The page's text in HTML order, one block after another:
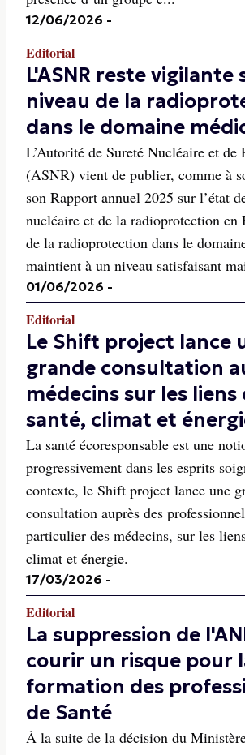
12/06/2026 -
Editorial
L'ASNR reste vigilante
niveau de la
dans le domaine
L’Autorité de Sureté Nucléaire et de
(ASNR) vient de publier, comme à
son Rapport annuel 2025 sur l’état
nucléaire et de la radioprotection en
de la radioprotection dans le
maintient à un niveau satisfaisant
01/06/2026 -
Editorial
Le Shift project lance
grande consultation
médecins sur les
santé, climat et
La santé écoresponsable est une
progressivement dans les esprits
contexte, le Shift project lance une
consultation auprès des
particulier des médecins, sur les
climat et énergie.
17/03/2026 -
Editorial
La suppression de
courir un risque pour
formation des
de Santé
À la suite de la décision du